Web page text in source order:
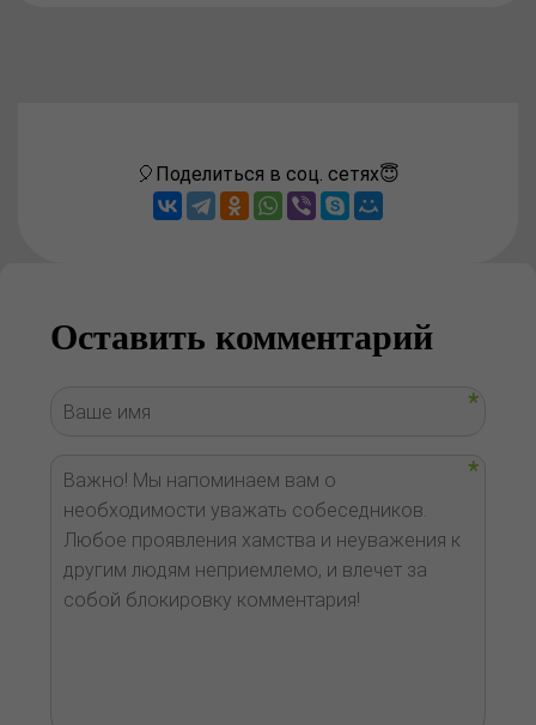
🎈Поделиться в соц. сетях😇
Оставить комментарий